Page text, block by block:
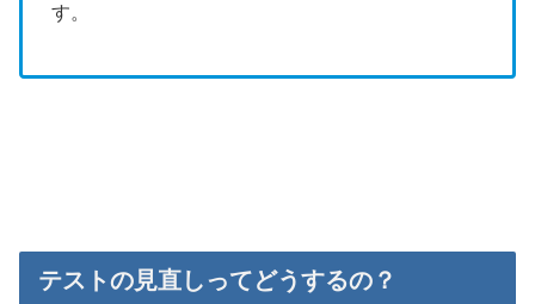
す。
テストの見直しってどうするの？